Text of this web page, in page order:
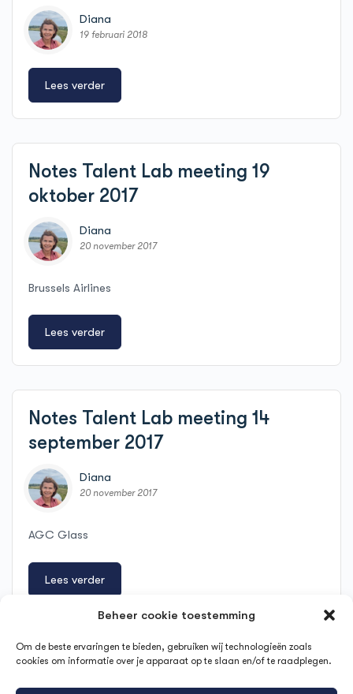
Beheer cookie toestemming
Om de beste ervaringen te bieden, gebruiken wij technologieën zoals
cookies om informatie over je apparaat op te slaan en/of te raadplegen.
Diana
19 februari 2018
Lees verder
Notes Talent Lab meeting 19
oktober 2017
Diana
20 november 2017
Brussels Airlines
Lees verder
Notes Talent Lab meeting 14
september 2017
Diana
20 november 2017
AGC Glass
Lees verder
Agility – Agora – oktober 2016